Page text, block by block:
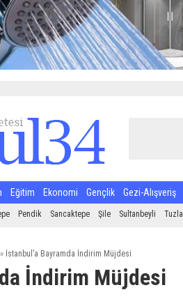
Eğitim Ekonomi Gençlik Gezi-Alışveriş
Pendik Sancaktepe Şile Sultanbeyli Tuzla
»İstanbul’a Bayramda İndirim Müjdesi
İndirim Müjdesi